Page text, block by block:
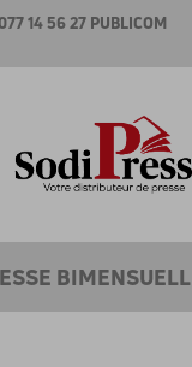
14 56 27 PUBLICOM